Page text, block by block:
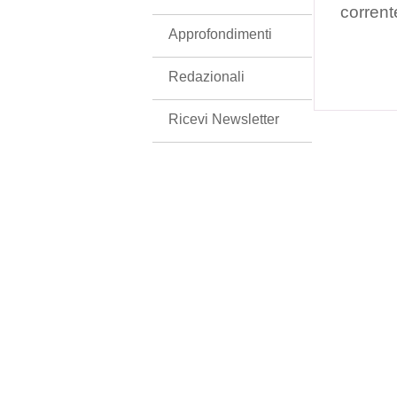
Approfondimenti
Redazionali
Ricevi Newsletter